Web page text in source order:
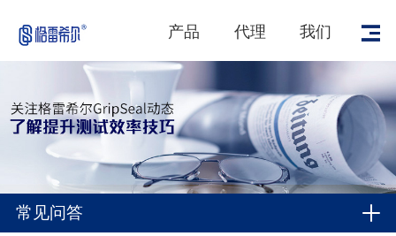
产品 代理 我们
常见问答